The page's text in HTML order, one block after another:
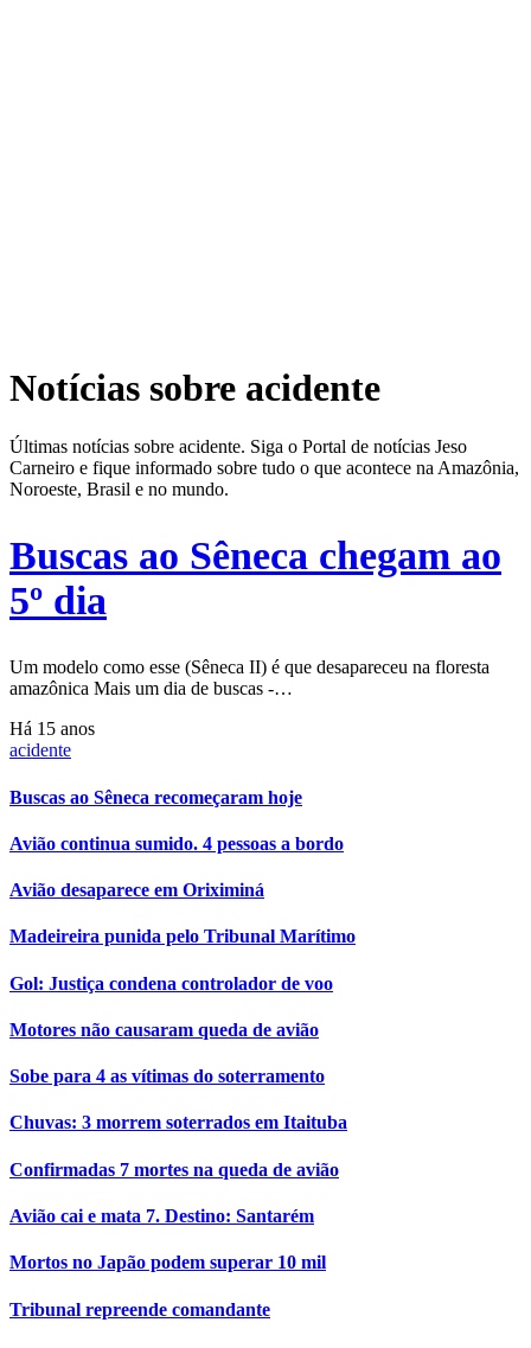
Notícias sobre acidente
Últimas notícias sobre acidente. Siga o Portal de notícias Jeso
Carneiro e fique informado sobre tudo o que acontece na Amazônia,
Noroeste, Brasil e no mundo.
Buscas ao Sêneca chegam ao
5º dia
Um modelo como esse (Sêneca II) é que desapareceu na floresta
amazônica Mais um dia de buscas -…
Há 15 anos
acidente
Buscas ao Sêneca recomeçaram hoje
Avião continua sumido. 4 pessoas a bordo
Avião desaparece em Oriximiná
Madeireira punida pelo Tribunal Marítimo
Gol: Justiça condena controlador de voo
Motores não causaram queda de avião
Sobe para 4 as vítimas do soterramento
Chuvas: 3 morrem soterrados em Itaituba
Confirmadas 7 mortes na queda de avião
Avião cai e mata 7. Destino: Santarém
Mortos no Japão podem superar 10 mil
Tribunal repreende comandante